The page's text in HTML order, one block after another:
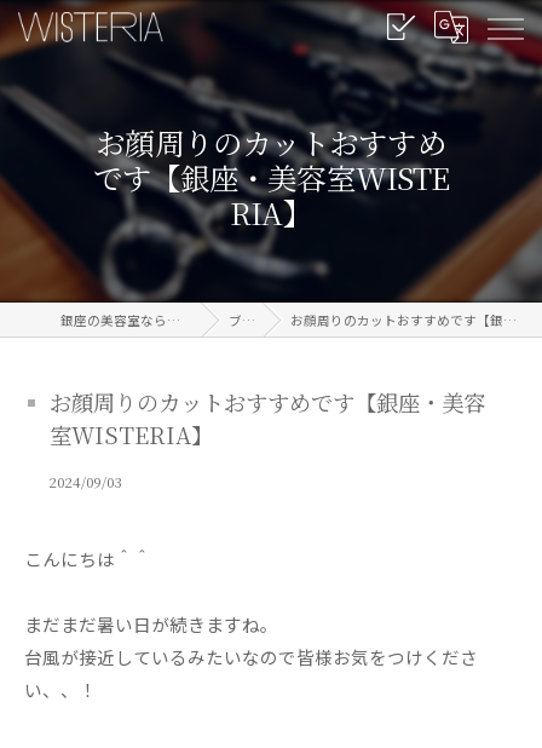
お顔周りのカットおすすめ
です【銀座・美容室WISTE
RIA】
銀座の美容室なら信頼のWISTERIA ブログ お顔周りのカットおすすめです【銀座・美容室WISTERIA】
お顔周りのカットおすすめです【銀座・美容
室WISTERIA】
2024/09/03
こんにちは＾＾
まだまだ暑い日が続きますね。
台風が接近しているみたいなので皆様お気をつけくださ
い、、！